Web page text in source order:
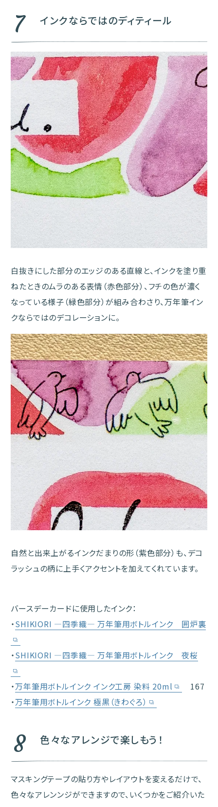
7 インクならではのディティール
白抜きにした部分のエッジのある直線と、インクを塗り重
ねたときのムラのある表情（赤色部分）、フチの色が濃く
なっている様子（緑色部分）が組み合わさり、万年筆イン
クならではのデコレーションに。
自然と出来上がるインクだまりの形（紫色部分）も、デコ
ラッシュの柄に上手くアクセントを加えてくれています。
バースデーカードに使用したインク：
・SHIKIORI ―四季織― 万年筆用ボトルインク 囲炉裏
・SHIKIORI ―四季織― 万年筆用ボトルインク 夜桜
・万年筆用ボトルインク インク工房 染料 20ml
167
・万年筆用ボトルインク 極黒（きわぐろ）
8 色々なアレンジで楽しもう！
マスキングテープの貼り方やレイアウトを変えるだけで、
色々なアレンンジができますので、いくつかをご紹介いた